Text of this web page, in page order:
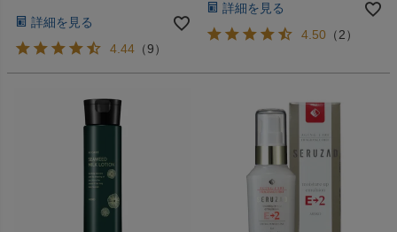
詳細を見る
4.44 （9）
詳細を見る
4.50 （2）